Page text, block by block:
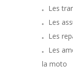
Les
Les
Les
Les
la moto